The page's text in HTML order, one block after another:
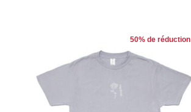
50% de réduction